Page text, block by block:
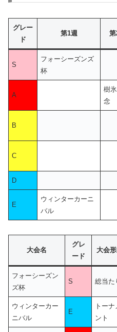
グレー
ド
第1週 第
S
フォーシーズンズ
杯
A
樹
念
B
C
D
E
ウィンターカーニ
バル
大会名
グレ
ード
大会
フォーシーズン
ズ杯
S 総当た
ウィンターカー
ニバル
E
トーナ
ント